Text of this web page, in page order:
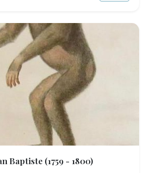
Baptiste (1759 - 1800)